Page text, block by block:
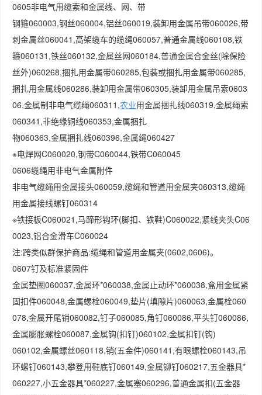
0605非电气用缆索和金属线、网、带
钢箍060003,钢丝060004,铝丝060019,装卸用金属吊带060026,带
刺金属丝060041,高架缆车的缆绳060057,普通金属线060108,铁
箍060131,铁丝060132,金属丝网060184,普通金属合金丝(除保险
丝外)060268,捆扎用金属带060285,包装或捆扎用金属带060285,
捆扎用金属线060286,装卸用金属带060305,装卸用金属吊索0603
06,金属制非电气缆绳060311,农业用金属捆扎线060319,金属绳索
060341,非绝缘铜线060353,金属捆扎
物060363,金属捆扎线060396,金属绳060427
※电焊网C060020,钢带C060044,铁带C060045
0606缆绳用非电气金属附件
非电气缆绳用金属接头060059,缆绳和管道用金属夹060313,缆绳
用金属接线螺钉060314
※铁接板C060021,马蹄形钩环(脚扣、铁鞋)C060022,紧线夹头C06
0023,铝合金滑车C060024
注:跨类似群保护商品:缆绳和管道用金属夹(0602,0606)。
0607钉及标准紧固件
金属垫圈060037,金属环*060038,金属止动环*060038,盒用金属紧
固扣件060048,金属螺栓060049,垫片(填隙片)060063,金属栓060
078,金属开尾销060082,钉子060085,角钉060086,平头钉060086,
金属膨胀螺栓060087,金属钩(扣钉)060102,金属扣钉(钩)
060102,金属螺丝060118,销(五金件)060141,有眼螺栓060143,吊
环螺钉060143,攀登用鞋底钉060149,金属铆钉060217,五金器具*
060227,小五金器具*060227,金属塞060296,普通金属扣(五金器